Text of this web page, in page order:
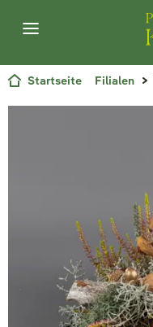
Startseite Filialen